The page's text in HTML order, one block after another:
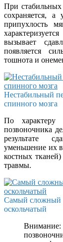
При стабильных
сохраняется, а
припухлость
вызывает
появляется
тошнота и
Нестабильный
спинного мозга
По характеру
позвоночника
результате
уменьшение их
костных
травмы.
Самый сложный
оскольчатый
Внимание: